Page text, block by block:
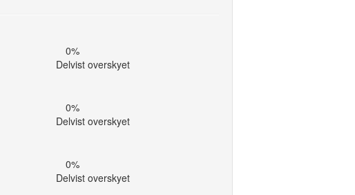
0%
Delvist overskyet
0%
Delvist overskyet
0%
Delvist overskyet